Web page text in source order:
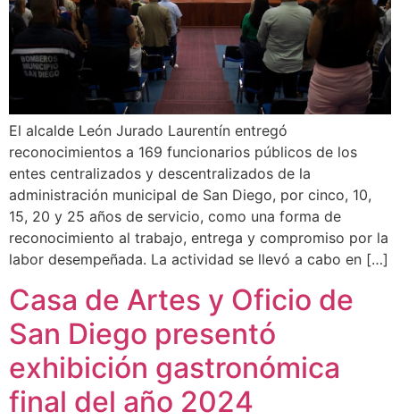
El alcalde León Jurado Laurentín entregó
reconocimientos a 169 funcionarios públicos de los
entes centralizados y descentralizados de la
administración municipal de San Diego, por cinco, 10,
15, 20 y 25 años de servicio, como una forma de
reconocimiento al trabajo, entrega y compromiso por la
labor desempeñada. La actividad se llevó a cabo en […]
Casa de Artes y Oficio de
San Diego presentó
exhibición gastronómica
final del año 2024